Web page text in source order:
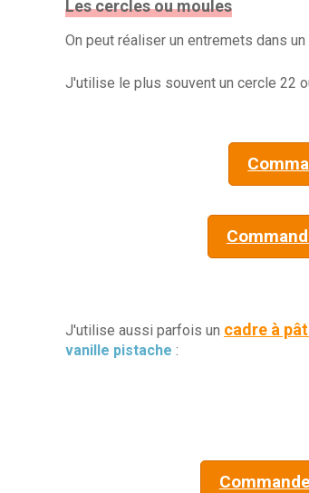
Les cercles ou moules
On peut réaliser un entremets dans
J'utilise le plus souvent un cercle 22
J'utilise aussi parfois un cadre à
vanille pistache :